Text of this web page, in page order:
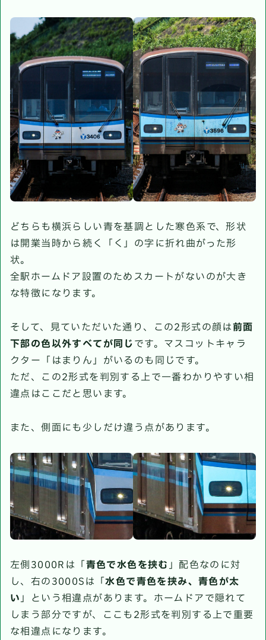
どちらも横浜らしい青を基調とした寒色系で、形状
は開業当時から続く「く」の字に折れ曲がった形
状。
全駅ホームドア設置のためスカートがないのが大き
な特徴になります。
そして、見ていただいた通り、この2形式の顔は前面
下部の色以外すべてが同じです。マスコットキャラ
クター「はまりん」がいるのも同じです。
ただ、この2形式を判別する上で一番わかりやすい相
違点はここだと思います。
また、側面にも少しだけ違う点があります。
左側3000Rは「青色で水色を挟む」配色なのに対
し、右の3000Sは「水色で青色を挟み、青色が太
い」という相違点があります。ホームドアで隠れて
しまう部分ですが、ここも2形式を判別する上で重要
な相違点になります。